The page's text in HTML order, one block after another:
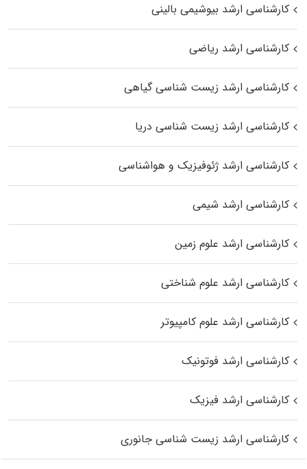
کارشناسی ارشد بیوشیمی بالینی
کارشناسی ارشد ریاضی
کارشناسی ارشد زیست‌ شناسی گیاهی
کارشناسی ارشد زیست‌ شناسی دریا
کارشناسی ارشد ژئوفیزیک و هواشناسی
کارشناسی ارشد شیمی
کارشناسی ارشد علوم زمین
کارشناسی ارشد علوم شناختی
کارشناسی ارشد علوم کامپیوتر
کارشناسی ارشد فوتونیک
کارشناسی ارشد فیزیک
کارشناسی ارشد زیست‌ شناسی جانوری